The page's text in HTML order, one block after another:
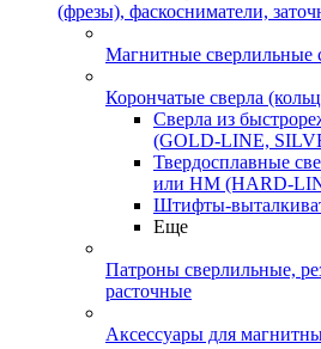
(фрезы), фаскосниматели,
Магнитные сверлильные
Корончатые сверла
Сверла из
(GOLD-LINE,
Твердосплавные
или HM (HARD-
Штифты-
Еще
Патроны сверлильные,
расточные
Аксессуары для